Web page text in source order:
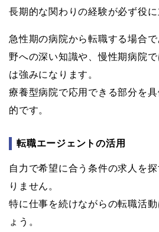
長期的な関わりの経験が必ず役に
急性期の病院から転職する場合
野への深い知識や、慢性期病院
は強みになります。
療養型病院で応用できる部分を
的です。
転職エージェントの活用
自力で希望に合う条件の求人を
りません。
特に仕事を続けながらの転職活
ょう。